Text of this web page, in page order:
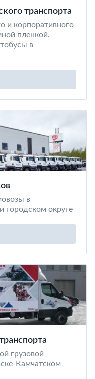
транспорта
и корпоративного
пленкой.
в
в
городском округе
грузовой
Камчатском